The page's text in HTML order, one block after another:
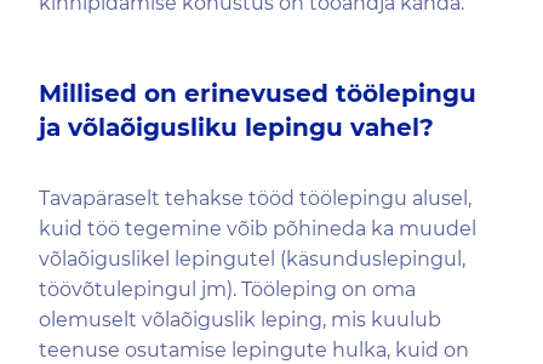
Millised on erinevused töölepingu
ja võlaõigusliku lepingu vahel?
Tavapäraselt tehakse tööd töölepingu alusel,
kuid töö tegemine võib põhineda ka muudel
võlaõiguslikel lepingutel (käsunduslepingul,
töövõtulepingul jm). Tööleping on oma
olemuselt võlaõiguslik leping, mis kuulub
teenuse osutamise lepingute hulka, kuid on